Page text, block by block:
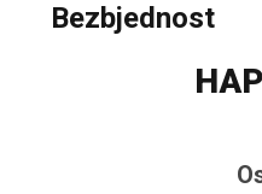
Bezbjednost